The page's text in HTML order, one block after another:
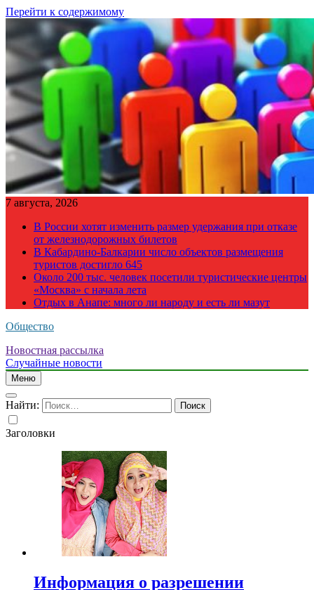
Перейти к содержимому
7 августа, 2026
В России хотят изменить размер удержания при отказе
от железнодорожных билетов
В Кабардино-Балкарии число объектов размещения
туристов достигло 645
Около 200 тыс. человек посетили туристические центры
«Москва» с начала лета
Отдых в Анапе: много ли народу и есть ли мазут
Общество
Новостная рассылка
Случайные новости
Меню
Найти:
Заголовки
Информация о разрешении